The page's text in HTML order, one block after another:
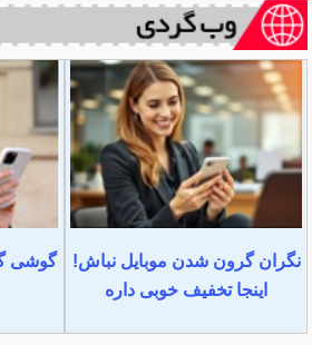
نگران گرون شدن موبایل نباش!
اینجا تخفیف خوبی داره
گوشی